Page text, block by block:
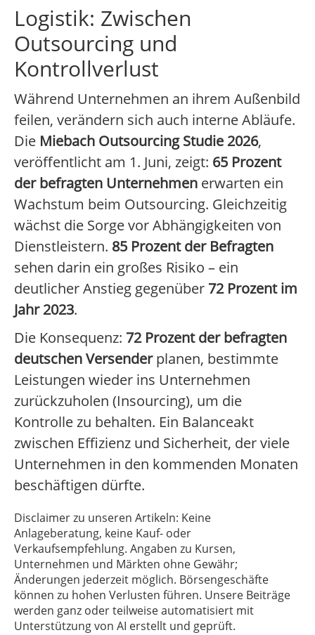
Logistik: Zwischen
Outsourcing und
Kontrollverlust
Während Unternehmen an ihrem Außenbild
feilen, verändern sich auch interne Abläufe.
Die Miebach Outsourcing Studie 2026,
veröffentlicht am 1. Juni, zeigt: 65 Prozent
der befragten Unternehmen erwarten ein
Wachstum beim Outsourcing. Gleichzeitig
wächst die Sorge vor Abhängigkeiten von
Dienstleistern. 85 Prozent der Befragten
sehen darin ein großes Risiko – ein
deutlicher Anstieg gegenüber 72 Prozent im
Jahr 2023.
Die Konsequenz: 72 Prozent der befragten
deutschen Versenderplanen, bestimmte
Leistungen wieder ins Unternehmen
zurückzuholen (Insourcing), um die
Kontrolle zu behalten. Ein Balanceakt
zwischen Effizienz und Sicherheit, der viele
Unternehmen in den kommenden Monaten
beschäftigen dürfte.
Disclaimer zu unseren Artikeln: Keine
Anlageberatung, keine Kauf- oder
Verkaufsempfehlung. Angaben zu Kursen,
Unternehmen und Märkten ohne Gewähr;
Änderungen jederzeit möglich. Börsengeschäfte
können zu hohen Verlusten führen. Unsere Beiträge
werden ganz oder teilweise automatisiert mit
Unterstützung von AI erstellt und geprüft.